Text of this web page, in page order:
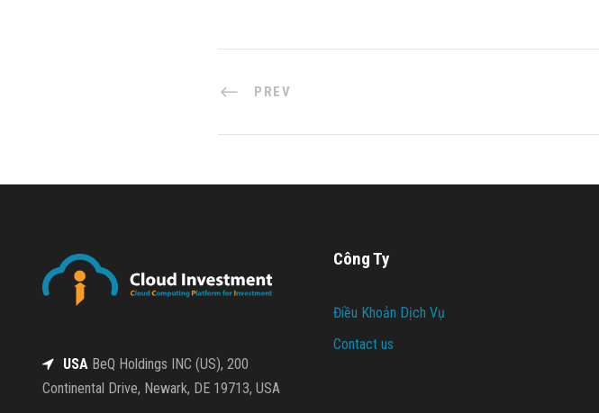
PREV
USA BeQ Holdings INC (US), 200
Continental Drive, Newark, DE 19713, USA
Công Ty
Điều Khoản Dịch Vụ
Contact us